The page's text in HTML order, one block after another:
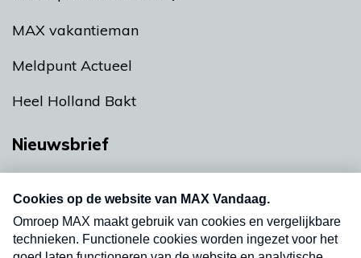
MAX vakantieman
Meldpunt Actueel
Heel Holland Bakt
Nieuwsbrief
nieuwsbrief. Elke vrijdag- en dinsdagochtend in
uw mailbox.